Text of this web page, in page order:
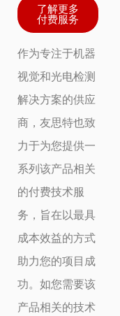
作为专注于机器
视觉和光电检测
解决方案的供应
商，友思特也致
力于为您提供一
系列该产品相关
的付费技术服
务，旨在以最具
成本效益的方式
助力您的项目成
功。如您需要该
产品相关的技术
了解更多
付费服务